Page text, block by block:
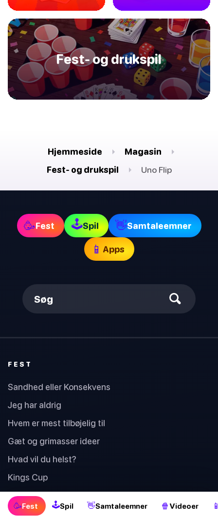
🥳Fest 🕹Spil 👋Samtaleemner 🍿 Videoer
Fest- og drukspil
Hjemmeside
Magasin
Fest- og drukspil
Uno Flip
🥳Fest 🕹Spil 👋Samtaleemner
📱 Apps
Søg
FEST
Sandhed eller Konsekvens
Jeg har aldrig
Hvem er mest tilbøjelig til
Gæt og grimasser ideer
Hvad vil du helst?
Kings Cup
SPIL